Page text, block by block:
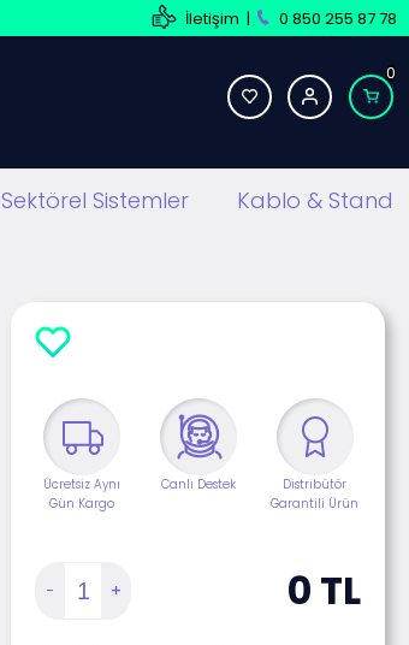
İletişim | 0 850 255 87 78
0
Sektörel Sistemler Kablo & Stand
Ücretsiz Aynı
Gün Kargo
Canlı Destek
Distribütör
Garantili Ürün
0 TL